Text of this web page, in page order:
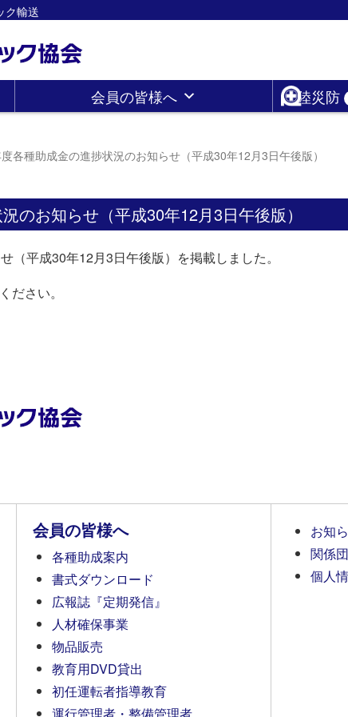
ク輸送
会員の皆様へ 陸災防
各種助成金の進捗状況のお知らせ（平成30年12月3日午後版）
のお知らせ（平成30年12月3日午後版）
（平成30年12月3日午後版）を掲載しました。
ださい。
会員の皆様へ
各種助成案内
書式ダウンロード
広報誌『定期発信』
人材確保事業
物品販売
教育用DVD貸出
初任運転者指導教育
運行管理者・整備管理者
お知
関係
個人